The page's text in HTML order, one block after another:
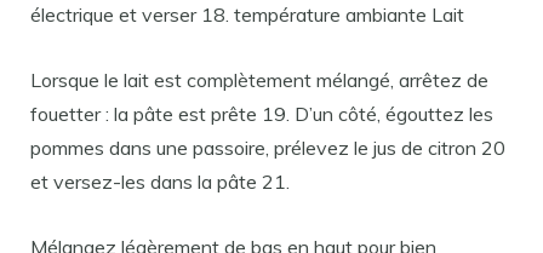
électrique et verser 18. température ambiante Lait
Lorsque le lait est complètement mélangé, arrêtez de
fouetter : la pâte est prête 19. D’un côté, égouttez les
pommes dans une passoire, prélevez le jus de citron 20
et versez-les dans la pâte 21.
Mélangez légèrement de bas en haut pour bien